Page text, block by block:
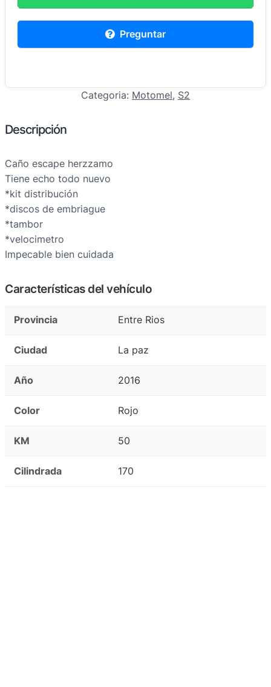
Preguntar
Categoria: Motomel, S2
Descripción
Caño escape herzzamo
Tiene echo todo nuevo
*kit distribución
*discos de embriague
*tambor
*velocimetro
Impecable bien cuidada
Características del vehículo
Provincia Entre Rios
Ciudad La paz
Año 2016
Color Rojo
KM 50
Cilindrada 170